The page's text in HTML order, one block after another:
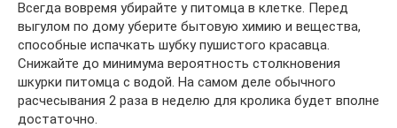
Всегда вовремя убирайте у питомца в клетке. Перед
выгулом по дому уберите бытовую химию и вещества,
способные испачкать шубку пушистого красавца.
Снижайте до минимума вероятность столкновения
шкурки питомца с водой. На самом деле обычного
расчесывания 2 раза в неделю для кролика будет вполне
достаточно.